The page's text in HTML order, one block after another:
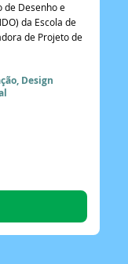
de Desenho e
da Escola de
de Projeto de
Design